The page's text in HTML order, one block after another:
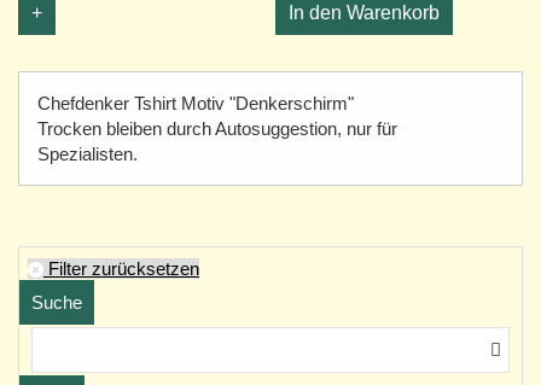
+ In den Warenkorb
Chefdenker Tshirt Motiv "Denkerschirm"
Trocken bleiben durch Autosuggestion, nur für
Spezialisten.
Filter zurücksetzen
Suche